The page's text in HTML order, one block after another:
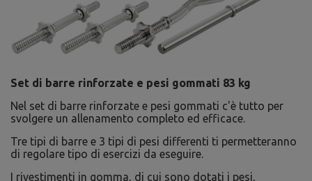
Set di barre rinforzate e pesi gommati 83 kg
Nel set di barre rinforzate e pesi gommati c'è tutto per
svolgere un allenamento completo ed efficace.
Tre tipi di barre e 3 tipi di pesi differenti ti permetteranno
di regolare tipo di esercizi da eseguire.
I rivestimenti in gomma, di cui sono dotati i pesi,